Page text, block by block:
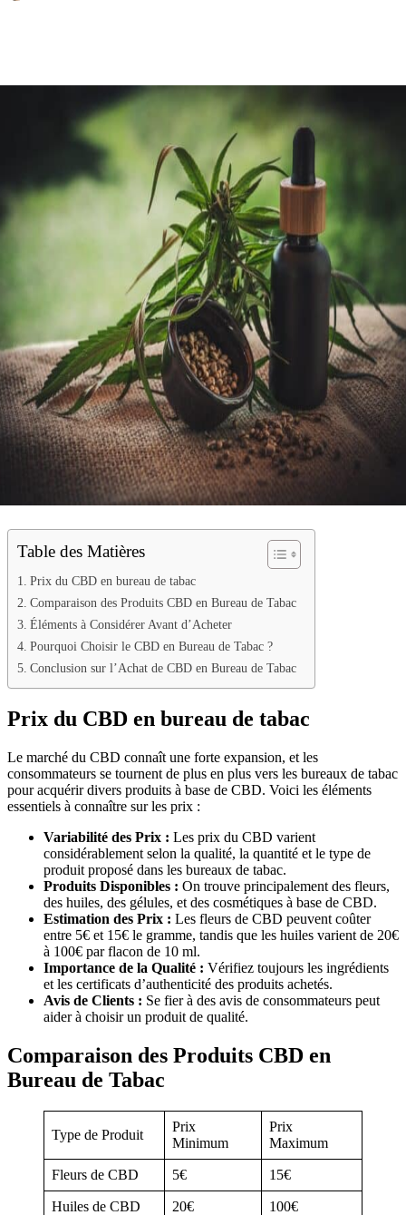
Table des Matières
Prix du CBD en bureau de tabac
Comparaison des Produits CBD en Bureau de Tabac
Éléments à Considérer Avant d’Acheter
Pourquoi Choisir le CBD en Bureau de Tabac ?
Conclusion sur l’Achat de CBD en Bureau de Tabac
Prix du CBD en bureau de tabac
Le marché du CBD connaît une forte expansion, et les
consommateurs se tournent de plus en plus vers les bureaux de tabac
pour acquérir divers produits à base de CBD. Voici les éléments
essentiels à connaître sur les prix :
Variabilité des Prix : Les prix du CBD varient
considérablement selon la qualité, la quantité et le type de
produit proposé dans les bureaux de tabac.
Produits Disponibles : On trouve principalement des fleurs,
des huiles, des gélules, et des cosmétiques à base de CBD.
Estimation des Prix : Les fleurs de CBD peuvent coûter
entre 5€ et 15€ le gramme, tandis que les huiles varient de 20€
à 100€ par flacon de 10 ml.
Importance de la Qualité : Vérifiez toujours les ingrédients
et les certificats d’authenticité des produits achetés.
Avis de Clients : Se fier à des avis de consommateurs peut
aider à choisir un produit de qualité.
Comparaison des Produits CBD en
Bureau de Tabac
Type de Produit
Prix
Minimum
Prix
Maximum
Fleurs de CBD 5€ 15€
Huiles de CBD 20€ 100€